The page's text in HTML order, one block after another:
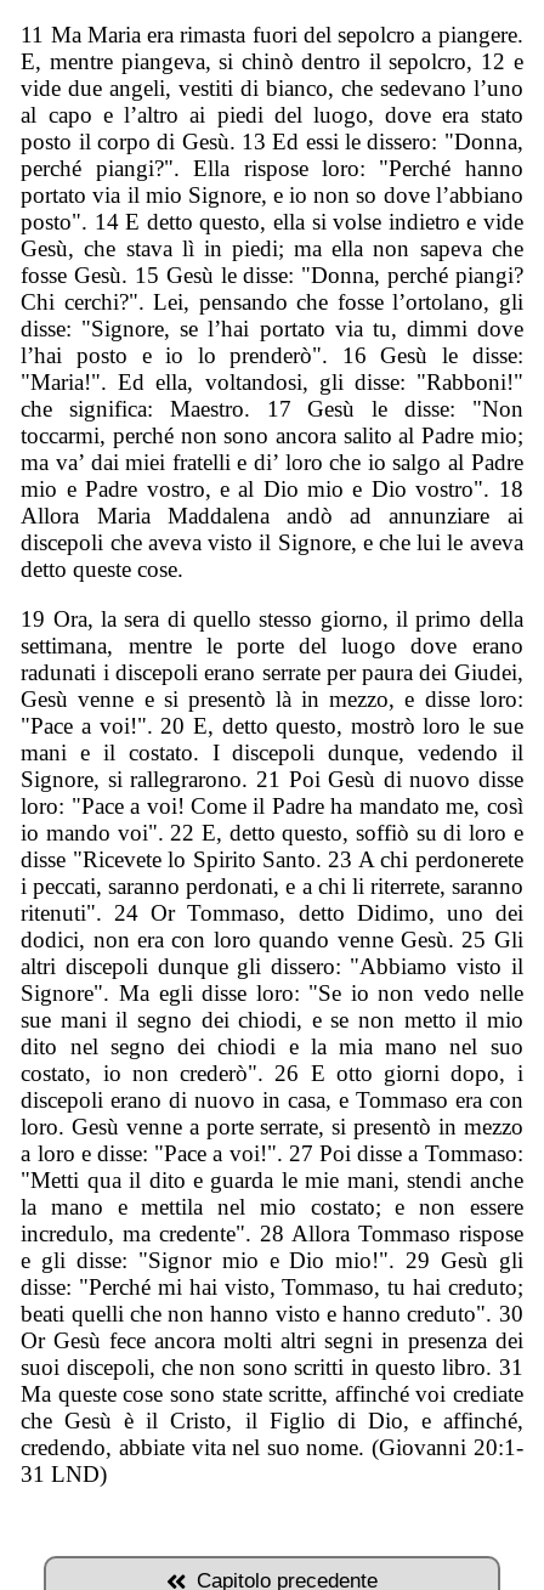
11 Ma Maria era rimasta fuori del sepolcro a piangere.
E, mentre piangeva, si chinò dentro il sepolcro, 12 e
vide due angeli, vestiti di bianco, che sedevano l’uno
al capo e l’altro ai piedi del luogo, dove era stato
posto il corpo di Gesù. 13 Ed essi le dissero: "Donna,
perché piangi?". Ella rispose loro: "Perché hanno
portato via il mio Signore, e io non so dove l’abbiano
posto". 14 E detto questo, ella si volse indietro e vide
Gesù, che stava lì in piedi; ma ella non sapeva che
fosse Gesù. 15 Gesù le disse: "Donna, perché piangi?
Chi cerchi?". Lei, pensando che fosse l’ortolano, gli
disse: "Signore, se l’hai portato via tu, dimmi dove
l’hai posto e io lo prenderò". 16 Gesù le disse:
"Maria!". Ed ella, voltandosi, gli disse: "Rabboni!"
che significa: Maestro. 17 Gesù le disse: "Non
toccarmi, perché non sono ancora salito al Padre mio;
ma va’ dai miei fratelli e di’ loro che io salgo al Padre
mio e Padre vostro, e al Dio mio e Dio vostro". 18
Allora Maria Maddalena andò ad annunziare ai
discepoli che aveva visto il Signore, e che lui le aveva
detto queste cose.
19 Ora, la sera di quello stesso giorno, il primo della
settimana, mentre le porte del luogo dove erano
radunati i discepoli erano serrate per paura dei Giudei,
Gesù venne e si presentò là in mezzo, e disse loro:
"Pace a voi!". 20 E, detto questo, mostrò loro le sue
mani e il costato. I discepoli dunque, vedendo il
Signore, si rallegrarono. 21 Poi Gesù di nuovo disse
loro: "Pace a voi! Come il Padre ha mandato me, così
io mando voi". 22 E, detto questo, soffiò su di loro e
disse "Ricevete lo Spirito Santo. 23 A chi perdonerete
i peccati, saranno perdonati, e a chi li riterrete, saranno
ritenuti". 24 Or Tommaso, detto Didimo, uno dei
dodici, non era con loro quando venne Gesù. 25 Gli
altri discepoli dunque gli dissero: "Abbiamo visto il
Signore". Ma egli disse loro: "Se io non vedo nelle
sue mani il segno dei chiodi, e se non metto il mio
dito nel segno dei chiodi e la mia mano nel suo
costato, io non crederò". 26 E otto giorni dopo, i
discepoli erano di nuovo in casa, e Tommaso era con
loro. Gesù venne a porte serrate, si presentò in mezzo
a loro e disse: "Pace a voi!". 27 Poi disse a Tommaso:
"Metti qua il dito e guarda le mie mani, stendi anche
la mano e mettila nel mio costato; e non essere
incredulo, ma credente". 28 Allora Tommaso rispose
e gli disse: "Signor mio e Dio mio!". 29 Gesù gli
disse: "Perché mi hai visto, Tommaso, tu hai creduto;
beati quelli che non hanno visto e hanno creduto". 30
Or Gesù fece ancora molti altri segni in presenza dei
suoi discepoli, che non sono scritti in questo libro. 31
Ma queste cose sono state scritte, affinché voi crediate
che Gesù è il Cristo, il Figlio di Dio, e affinché,
credendo, abbiate vita nel suo nome. (Giovanni 20:1-
31 LND)
Capitolo precedente